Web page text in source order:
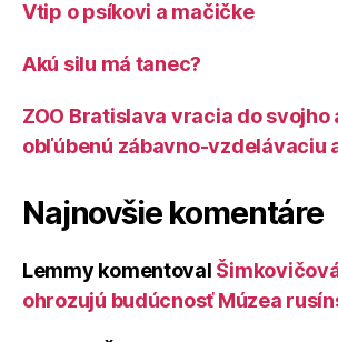
Vtip o psíkovi a mačičke
Akú silu má tanec?
ZOO Bratislava vracia do svojho
obľúbenú zábavno-vzdelávaciu
Najnovšie komentáre
Lemmy komentoval
ohrozujú budúcnosť Múzea